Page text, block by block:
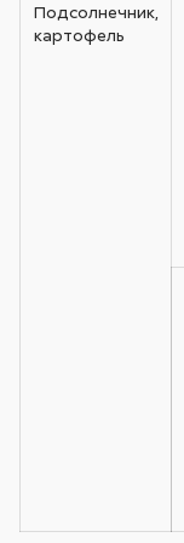
Подсолнечник,
картофель